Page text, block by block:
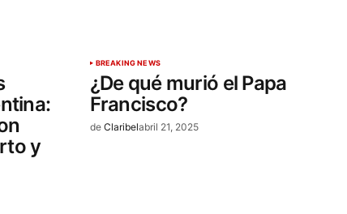
y
BREAKING NEWS
¿De qué murió el Papa
Francisco?
de Claribelabril 21, 2025